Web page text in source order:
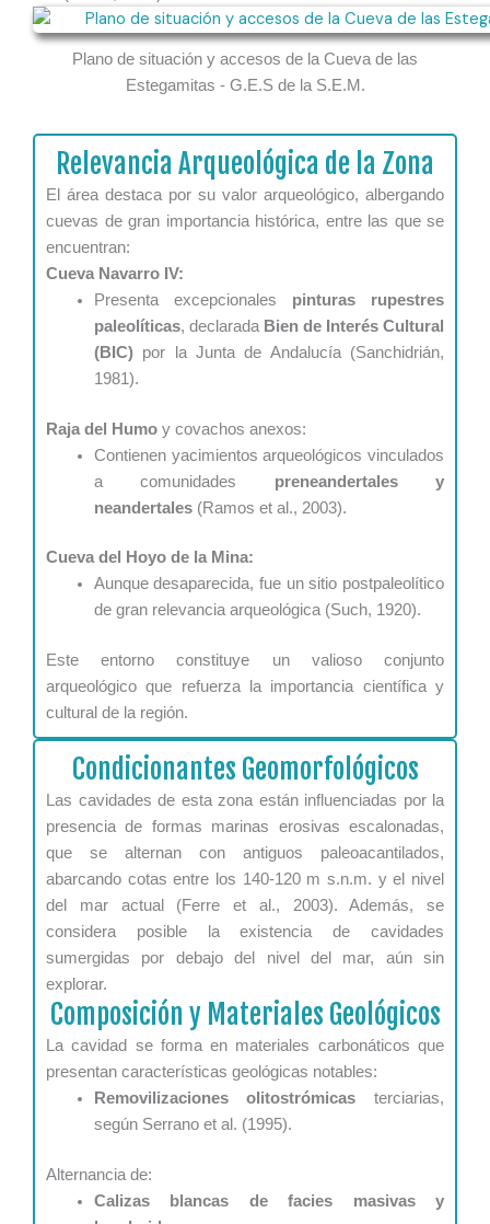
Plano de situación y accesos de la Cueva de las
Estegamitas - G.E.S de la S.E.M.
Relevancia Arqueológica de la Zona
El área destaca por su valor arqueológico, albergando
cuevas de gran importancia histórica, entre las que se
encuentran:
Cueva Navarro IV:
Presenta excepcionales pinturas rupestres
paleolíticas, declarada Bien de Interés Cultural
(BIC)por la Junta de Andalucía (Sanchidrián,
1981).
Raja del Humo y covachos anexos:
Contienen yacimientos arqueológicos vinculados
a comunidades preneandertales y
neandertales(Ramos et al., 2003).
Cueva del Hoyo de la Mina:
Aunque desaparecida, fue un sitio postpaleolítico
de gran relevancia arqueológica (Such, 1920).
Este entorno constituye un valioso conjunto
arqueológico que refuerza la importancia científica y
cultural de la región.
Condicionantes Geomorfológicos
Las cavidades de esta zona están influenciadas por la
presencia de formas marinas erosivas escalonadas,
que se alternan con antiguos paleoacantilados,
abarcando cotas entre los 140-120 m s.n.m. y el nivel
del mar actual (Ferre et al., 2003). Además, se
considera posible la existencia de cavidades
sumergidas por debajo del nivel del mar, aún sin
explorar.
Composición y Materiales Geológicos
La cavidad se forma en materiales carbonáticos que
presentan características geológicas notables:
Removilizaciones olitostrómicas terciarias,
según Serrano et al. (1995).
Alternancia de:
Calizas blancas de facies masivas y